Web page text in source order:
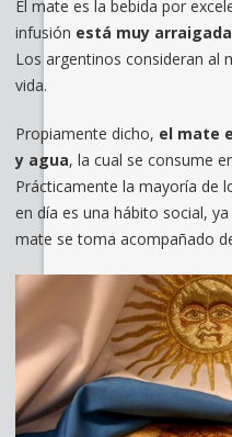
El mate es la bebida por
infusión está muy
Los argentinos consideran al
vida.
Propiamente dicho, el mate
y agua, la cual se consume
Prácticamente la mayoría de
en día es una hábito social,
mate se toma acompañado